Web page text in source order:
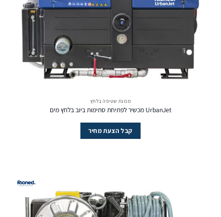
מכונת שטיפה בלחץ
UrbanJet מכשיר לפתיחת סתימות ביוב בלחץ מים
קבל הצעת מחיר